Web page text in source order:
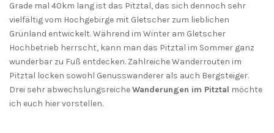
Grade mal 40km lang ist das Pitztal, das sich dennoch sehr
vielfältig vom Hochgebirge mit Gletscher zum lieblichen
Grünland entwickelt. Während im Winter am Gletscher
Hochbetrieb herrscht, kann man das Pitztal im Sommer ganz
wunderbar zu Fuß entdecken. Zahlreiche Wanderrouten im
Pitztal locken sowohl Genusswanderer als auch Bergsteiger.
Drei sehr abwechslungsreicheWanderungen im Pitztal möchte
ich euch hier vorstellen.